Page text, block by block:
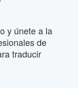
y únete a la
de
traducir